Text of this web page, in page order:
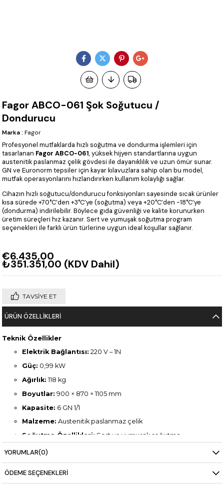
Fagor ABCO-061 Şok Soğutucu /
Dondurucu
Marka : Fagor
Profesyonel mutfaklarda hızlı soğutma ve dondurma işlemleri için
tasarlanan Fagor ABCO-061, yüksek hijyen standartlarına uygun
austenitik paslanmaz çelik gövdesi ile dayanıklılık ve uzun ömür sunar.
GN ve Euronorm tepsiler için kayar kılavuzlara sahip olan bu model,
mutfak operasyonlarını hızlandırırken kullanım kolaylığı sağlar.
Cihazın hızlı soğutucu/dondurucu fonksiyonları sayesinde sıcak ürünler
kısa sürede +70°C’den +3°C’ye (soğutma) veya +20°C’den -18°C’ye
(dondurma) indirilebilir. Böylece gıda güvenliği ve kalite korunurken
üretim süreçleri hız kazanır. Sert ve yumuşak soğutma program
seçenekleri ile farklı ürün türlerine uygun ideal koşullar sağlanır.
€6.435,00
₺351.351,00 (KDV Dahil)
TAVSIYE ET
ÜRÜN ÖZELLIKLERI
Teknik Özellikler
Elektrik Bağlantısı: 220 V – 1N
Güç: 0,99 kW
Ağırlık: 118 kg
Boyutlar: 900 × 870 × 1105 mm
Kapasite: 6 GN 1/1
Malzeme: Austenitik paslanmaz çelik
Soğutma Özellikleri: Sert ve yumuşak soğutma
programları, prob kontrollü veya zaman kontrollü hızlı
soğutma seçenekleri
Ek Özellikler:Alüminyum kanatçıklı bakır buharlaştırıcı,
kayar tepsi kılavuzları
YORUMLAR(0)
ÖDEME SEÇENEKLERI